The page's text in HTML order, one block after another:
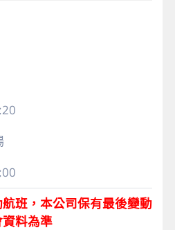
班，本公司保有最後變動
料為準